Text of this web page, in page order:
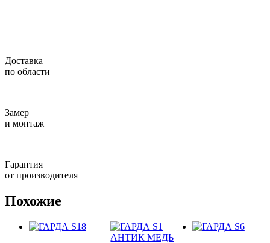
Доставка
по области
Замер
и монтаж
Гарантия
от производителя
Похожие